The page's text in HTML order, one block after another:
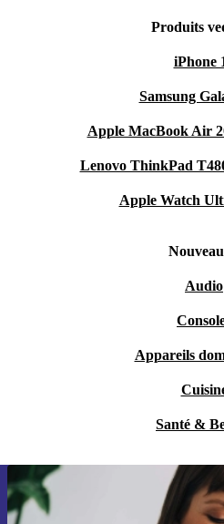
Produits
iPhone
Samsung
Apple MacBook Air
Lenovo ThinkPad
Apple Watch
Audio
Appareils
Santé &
Recevoir offres